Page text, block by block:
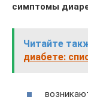
симптомы
Читайте
диабете: